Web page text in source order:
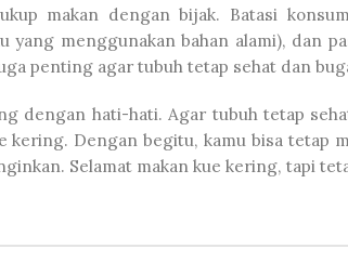
makan dengan bijak. Batasi
yang menggunakan bahan alami), dan
penting agar tubuh tetap sehat dan
dengan hati-hati. Agar tubuh tetap
kering. Dengan begitu, kamu bisa tetap
Selamat makan kue kering, tapi